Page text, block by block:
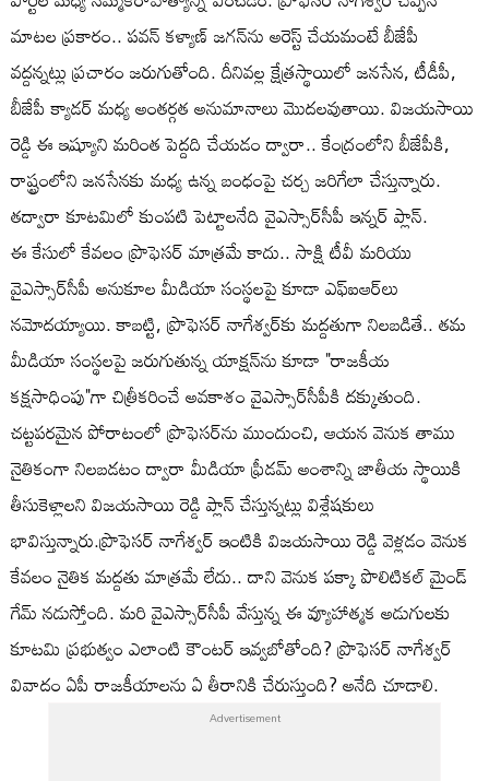
మాటల ప్రకారం.. పవన్ కళ్యాణ్ జగన్‌ను అరెస్ట్ చేయమంటే బీజేపీ
వద్దన్నట్లు ప్రచారం జరుగుతోంది. దీనివల్ల క్షేత్రస్థాయిలో జనసేన, టీడీపీ,
బీజేపీ క్యాడర్ మధ్య అంతర్గత అనుమానాలు మొదలవుతాయి. విజయసాయి
రెడ్డి ఈ ఇష్యూని మరింత పెద్దది చేయడం ద్వారా.. కేంద్రంలోని బీజేపీకి,
రాష్ట్రంలోని జనసేనకు మధ్య ఉన్న బంధంపై చర్చ జరిగేలా చేస్తున్నారు.
తద్వారా కూటమిలో కుంపటి పెట్టాలనేది వైఎస్సార్‌సీపీ ఇన్నర్ ప్లాన్.
ఈ కేసులో కేవలం ప్రొఫెసర్ మాత్రమే కాదు.. సాక్షి టీవీ మరియు
వైఎస్సార్‌సీపీ అనుకూల మీడియా సంస్థలపై కూడా ఎఫ్‌ఐఆర్‌లు
నమోదయ్యాయి. కాబట్టి, ప్రొఫెసర్ నాగేశ్వర్‌కు మద్దతుగా నిలబడితే.. తమ
మీడియా సంస్థలపై జరుగుతున్న యాక్షన్‌ను కూడా "రాజకీయ
కక్షసాధింపు"గా చిత్రీకరించే అవకాశం వైఎస్సార్‌సీపీకి దక్కుతుంది.
చట్టపరమైన పోరాటంలో ప్రొఫెసర్‌ను ముందుంచి, ఆయన వెనుక తాము
నైతికంగా నిలబడటం ద్వారా మీడియా ఫ్రీడమ్ అంశాన్ని జాతీయ స్థాయికి
తీసుకెళ్లాలని విజయసాయి రెడ్డి ప్లాన్ చేస్తున్నట్లు విశ్లేషకులు
భావిస్తున్నారు.ప్రొఫెసర్ నాగేశ్వర్ ఇంటికి విజయసాయి రెడ్డి వెళ్లడం వెనుక
కేవలం నైతిక మద్దతు మాత్రమే లేదు.. దాని వెనుక పక్కా పొలిటికల్ మైండ్
గేమ్ నడుస్తోంది. మరి వైఎస్సార్‌సీపీ వేస్తున్న ఈ వ్యూహాత్మక అడుగులకు
కూటమి ప్రభుత్వం ఎలాంటి కౌంటర్ ఇవ్వబోతోంది? ప్రొఫెసర్ నాగేశ్వర్
వివాదం ఏపీ రాజకీయాలను ఏ తీరానికి చేరుస్తుంది? అనేది చూడాలి.